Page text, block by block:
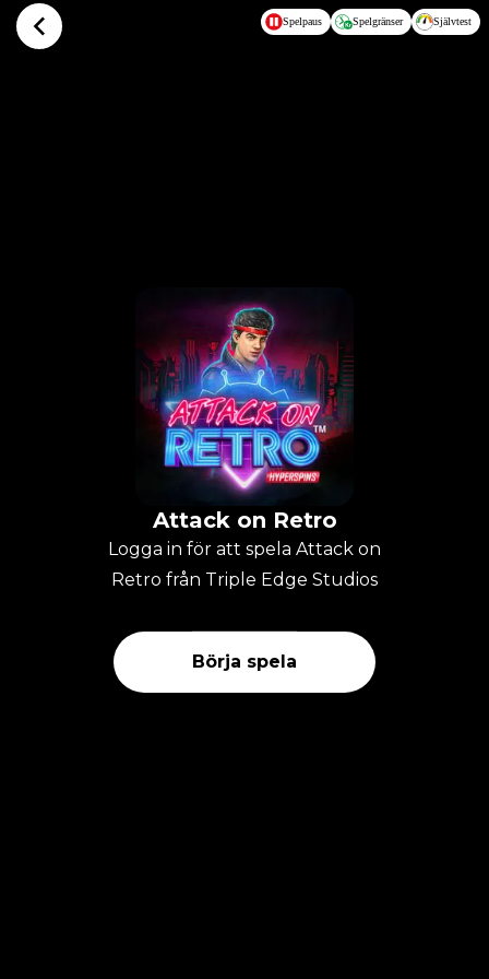
Hoppa till huvudinnehållet Spelpaus Spelgränser Självtest
Attack on Retro
Logga in för att spela Attack on
Retro från Triple Edge Studios
Börja spela